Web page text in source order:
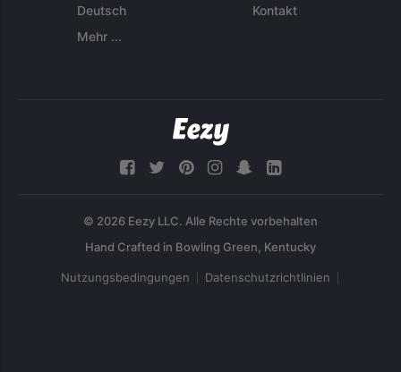
Deutsch
Mehr ...
Kontakt
© 2026 Eezy LLC. Alle Rechte vorbehalten
Nutzungsbedingungen Datenschutzrichtlinien